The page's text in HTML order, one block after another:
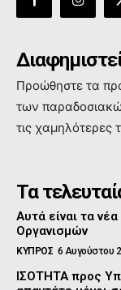
Προώθηστε τα
των
τις χαμηλότερες
Τα
Αυτά είναι τα
Οργανισμών
ΚΥΠΡΟΣ 6 Αυγούστου
ΙΣΟΤΗΤΑ προς